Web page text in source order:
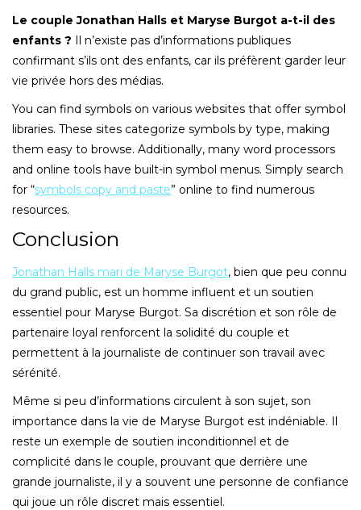
Le couple Jonathan Halls et Maryse Burgot a-t-il des
enfants ? Il n’existe pas d’informations publiques
confirmant s’ils ont des enfants, car ils préfèrent garder leur
vie privée hors des médias.
You can find symbols on various websites that offer symbol
libraries. These sites categorize symbols by type, making
them easy to browse. Additionally, many word processors
and online tools have built-in symbol menus. Simply search
for “symbols copy and paste” online to find numerous
resources.
Conclusion
Jonathan Halls mari de Maryse Burgot, bien que peu connu
du grand public, est un homme influent et un soutien
essentiel pour Maryse Burgot. Sa discrétion et son rôle de
partenaire loyal renforcent la solidité du couple et
permettent à la journaliste de continuer son travail avec
sérénité.
Même si peu d’informations circulent à son sujet, son
importance dans la vie de Maryse Burgot est indéniable. Il
reste un exemple de soutien inconditionnel et de
complicité dans le couple, prouvant que derrière une
grande journaliste, il y a souvent une personne de confiance
qui joue un rôle discret mais essentiel.